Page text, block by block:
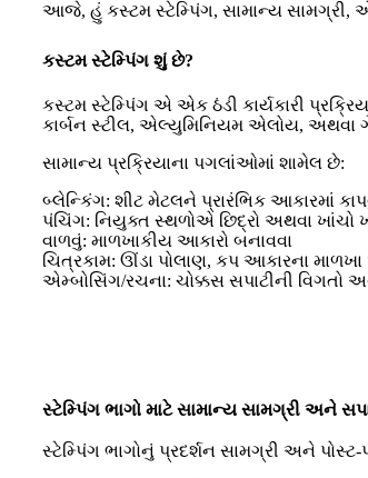
આજે, હું કસ્ટમ સ્ટેમ્પિંગ, સામાન્ય સામગ્રી,
કસ્ટમ સ્ટેમ્પિંગ શું છે?
કસ્ટમ સ્ટેમ્પિંગ એ એક ઠંડી કાર્યકારી
કાર્બન સ્ટીલ, એલ્યુમિનિયમ એલોય, અથવા
સામાન્ય પ્રક્રિયાના પગલાંઓમાં શામેલ છે:
બ્લેન્કિંગ: શીટ મેટલને પ્રારંભિક આકારમાં
પંચિંગ: નિયુક્ત સ્થળોએ છિદ્રો અથવા ખાંચો
વાળવું: માળખાકીય આકારો બનાવવા
ચિત્રકામ: ઊંડા પોલાણ, કપ આકારના
એમ્બોસિંગ/રચના: ચોક્કસ સપાટીની વિગતો
સ્ટેમ્પિંગ ભાગો માટે સામાન્ય સામગ્રી અને
સ્ટેમ્પિંગ ભાગોનું પ્રદર્શન સામગ્રી અને